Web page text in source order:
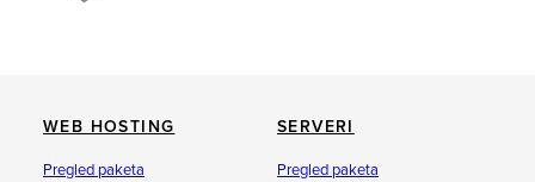
WEB HOSTING
Pregled paketa
SERVERI
Pregled paketa